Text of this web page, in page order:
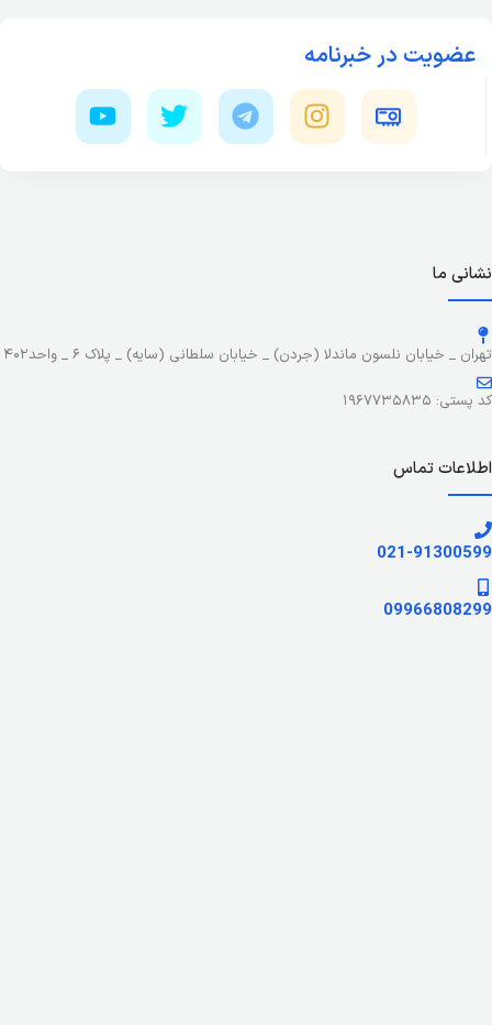
عضویت در خبرنامه
نشانی ما
تهران _ خیابان نلسون ماندلا (جردن) _ خیابان سلطانی (سایه) _ پلاک ۶ _ واحد۴۰۲
کد پستی: ۱۹۶۷۷۳۵۸۳۵
اطلاعات تماس
021-91300599
09966808299